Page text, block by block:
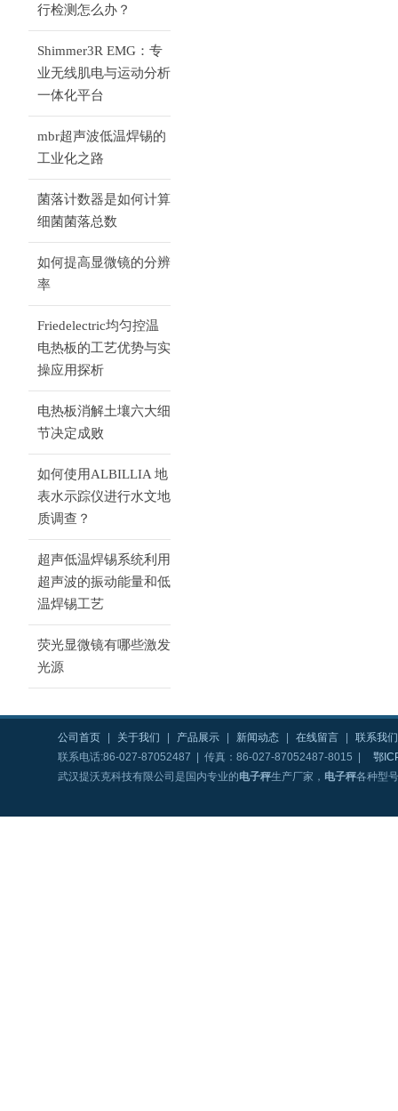
行检测怎么办？
Shimmer3R EMG：专
业无线肌电与运动分析
一体化平台
mbr超声波低温焊锡的
工业化之路
菌落计数器是如何计算
细菌菌落总数
如何提高显微镜的分辨
率
Friedelectric均匀控温
电热板的工艺优势与实
操应用探析
电热板消解土壤六大细
节决定成败
如何使用ALBILLIA 地
表水示踪仪进行水文地
质调查？
超声低温焊锡系统利用
超声波的振动能量和低
温焊锡工艺
荧光显微镜有哪些激发
光源
公司首页 关于我们 产品展示 新闻动态 在线留言
联系我们
联系电话:86-027-87052487 | 传真：86-027-87052487-8015 |
鄂
武汉提沃克科技有限公司是国内专业的电子秤生产厂家， 电子秤各种型